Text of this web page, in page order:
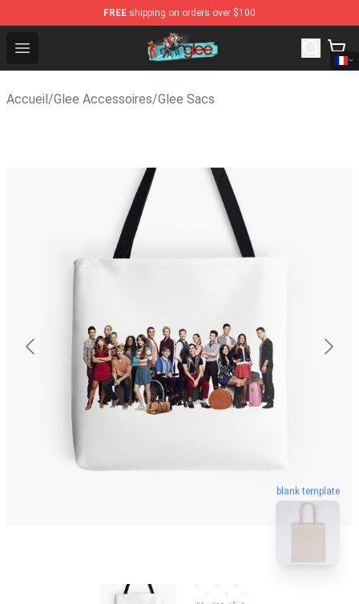
FREE shipping on orders over $100
Open menu
Glee Store - Official Glee Merchandise Shop
Accueil/Glee Accessoires/Glee Sacs
blank template